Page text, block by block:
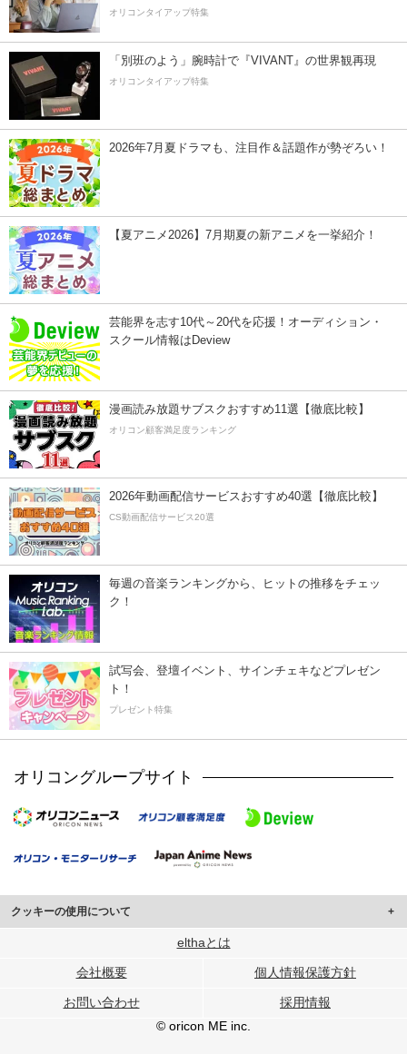
オリコンタイアップ特集
「別班のよう」腕時計で『VIVANT』の世界観再現
オリコンタイアップ特集
2026年7月夏ドラマも、注目作＆話題作が勢ぞろい！
【夏アニメ2026】7月期夏の新アニメを一挙紹介！
芸能界を志す10代～20代を応援！オーディション・
スクール情報はDeview
漫画読み放題サブスクおすすめ11選【徹底比較】
オリコン顧客満足度ランキング
2026年動画配信サービスおすすめ40選【徹底比較】
CS動画配信サービス20選
毎週の音楽ランキングから、ヒットの推移をチェッ
ク！
試写会、登壇イベント、サインチェキなどプレゼン
ト！
プレゼント特集
オリコングループサイト
クッキーの使用について
このサイトでは Cookie を使用して、ユーザーに合わせたコンテンツや広告の
行っています。
メディアや広告配信、データ解析の各パートナーに提供しています。
各パートナーは、この情報とユーザーが各パートナーに提供した他の情報や、
ユーザーが各パートナーのサービスを使用したときに収集した他の情報を組み
elthaとは
会社概要 個人情報保護方針
お問い合わせ
採用情報
© oricon ME inc.